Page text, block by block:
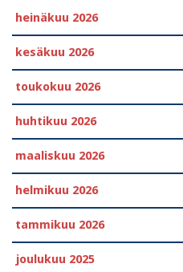
heinäkuu 2026
kesäkuu 2026
toukokuu 2026
huhtikuu 2026
maaliskuu 2026
helmikuu 2026
tammikuu 2026
joulukuu 2025